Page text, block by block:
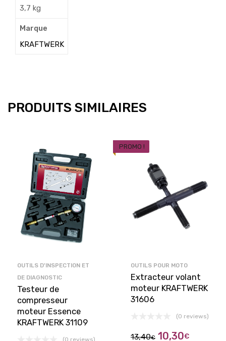
3,7 kg
Marque
KRAFTWERK
PRODUITS SIMILAIRES
OUTILS D'INSPECTION ET
DE DIAGNOSTIC
Testeur de
compresseur
moteur Essence
KRAFTWERK 31109
PROMO !
OUTILS POUR MOTO
Extracteur volant
moteur KRAFTWERK
31606
(0 reviews)
13,40€ 10,30€